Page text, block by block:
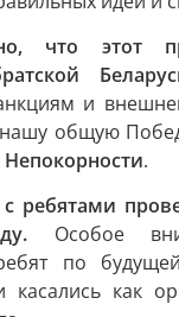
что этот
и
общую
.
ребятами
Особое
по
касались как